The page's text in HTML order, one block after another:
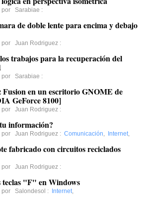
por Sarabiae :
de doble lente para encima y debajo
por Juan Rodriguez :
trabajos para la recuperación del
por Sarabiae :
en un escritorio GNOME de
GeForce 8100]
por Juan Rodriguez :
información?
por Juan Rodriguez : Comunicación, Internet,
fabricado con circuitos reciclados
por Juan Rodriguez :
"F" en Windows
por Salondesol : Internet,